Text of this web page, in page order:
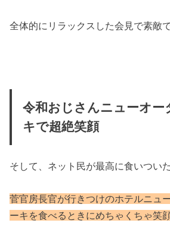
全体的にリラックスした会見で素敵
令和おじさんニューオー
キで超絶笑顔
そして、ネット民が最高に食いついた
菅官房長官が行きつけのホテルニュ
ーキを食べるときにめちゃくちゃ笑